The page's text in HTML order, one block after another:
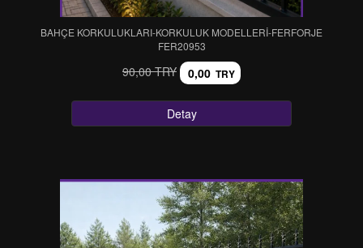
BAHÇE KORKULUKLARI-KORKULUK MODELLERİ-FERFORJE
FER20953
90,00 TRY 0,00 TRY
Detay